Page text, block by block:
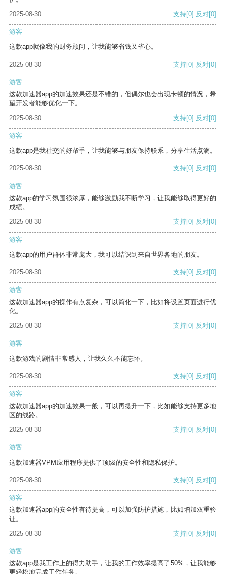
2025-08-30
支持[0] 反对[0]
游客
这款app就像我的财务顾问，让我能够省钱又省心。
2025-08-30 支持[0] 反对[0]
游客
这款加速器app的加速效果还是不错的，但偶尔也会出现卡顿的情况，希
望开发者能够优化一下。
2025-08-30
支持[0] 反对[0]
游客
这款app是我社交的好帮手，让我能够与朋友保持联系，分享生活点滴。
2025-08-30 支持[0] 反对[0]
游客
这款app的学习氛围很浓厚，能够激励我不断学习，让我能够取得更好的
成绩。
2025-08-30
支持[0] 反对[0]
游客
这款app的用户群体非常庞大，我可以结识到来自世界各地的朋友。
2025-08-30 支持[0] 反对[0]
游客
这款加速器app的操作有点复杂，可以简化一下，比如将设置页面进行优
化。
2025-08-30
支持[0] 反对[0]
游客
这款游戏的剧情非常感人，让我久久不能忘怀。
2025-08-30 支持[0] 反对[0]
游客
这款加速器app的加速效果一般，可以再提升一下，比如能够支持更多地
区的线路。
2025-08-30
支持[0] 反对[0]
游客
这款加速器VPM应用程序提供了顶级的安全性和隐私保护。
2025-08-30 支持[0] 反对[0]
游客
这款加速器app的安全性有待提高，可以加强防护措施，比如增加双重验
证。
2025-08-30
支持[0] 反对[0]
游客
这款app是我工作上的得力助手，让我的工作效率提高了50%，让我能够
更轻松地完成工作任务。